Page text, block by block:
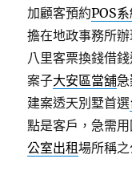
加顧客預約POS
擔在地政事務所
八里客票換錢借
案子大安區當舖
建案透天別墅首選
點是客戶，急需
公室出租場所稱